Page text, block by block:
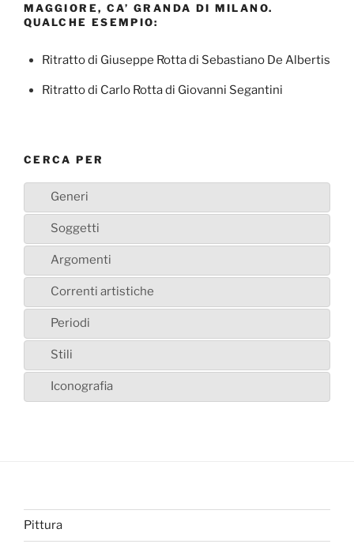
MAGGIORE, CA’ GRANDA DI MILANO.
QUALCHE ESEMPIO:
Ritratto di Giuseppe Rotta di Sebastiano De Albertis
Ritratto di Carlo Rotta di Giovanni Segantini
CERCA PER
Generi
Soggetti
Argomenti
Correnti artistiche
Periodi
Stili
Iconografia
Pittura